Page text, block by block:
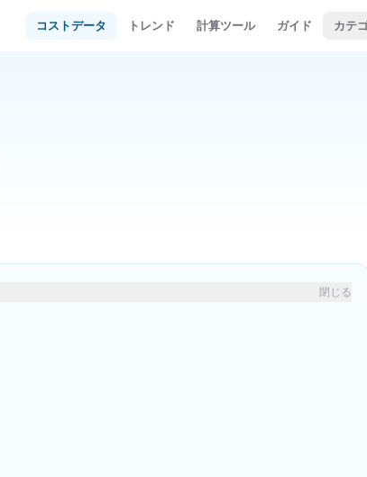
コストデータ トレンド 計算ツール ガイド カテ
閉じる